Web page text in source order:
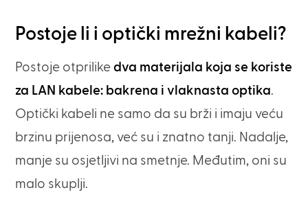
Postoje li i optički mrežni kabeli?
Postoje otprilikedva materijala koja se koriste
za LAN kabele: bakrena i vlaknasta optika.
Optički kabeli ne samo da su brži i imaju veću
brzinu prijenosa, već su i znatno tanji. Nadalje,
manje su osjetljivi na smetnje. Međutim, oni su
malo skuplji.